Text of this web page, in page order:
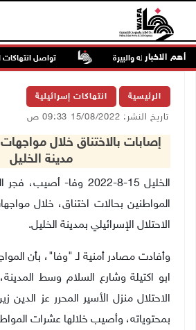
أهم الاخبار تواصل انتهاكات
الرئيسية انتهاكات إسرائيلية
تاريخ النشر: 15/08/2022 09:33 ص
إصابات بالاختناق خلال
مدينة الخليل
الخليل 15-8-2022 وفا-
المواطنين بحالات اختناق، خلال
الاحتلال الإسرائيلي بمدينة الخليل.
وأفادت مصادر أمنية لـ "وفا"، بأن
ابو اكتيلة وشارع السلام وسط
الاحتلال منزل الأسير المحرر عز الدين
بمحتوياته، وأصيب خلالها عشرات